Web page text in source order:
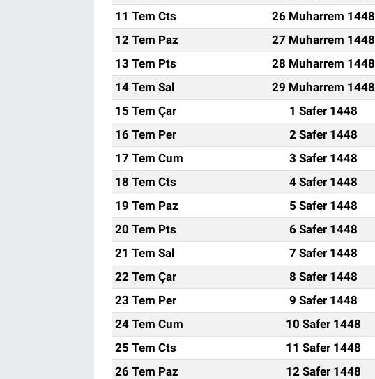
11 Tem Cts
26 Muharrem 1448
12 Tem Paz
27 Muharrem 1448
13 Tem Pts
28 Muharrem 1448
14 Tem Sal
29 Muharrem 1448
15 Tem Çar
1 Safer 1448
16 Tem Per
2 Safer 1448
17 Tem Cum
3 Safer 1448
18 Tem Cts
4 Safer 1448
19 Tem Paz
5 Safer 1448
20 Tem Pts
6 Safer 1448
21 Tem Sal
7 Safer 1448
22 Tem Çar
8 Safer 1448
23 Tem Per
9 Safer 1448
24 Tem Cum
10 Safer 1448
25 Tem Cts
11 Safer 1448
26 Tem Paz
12 Safer 1448